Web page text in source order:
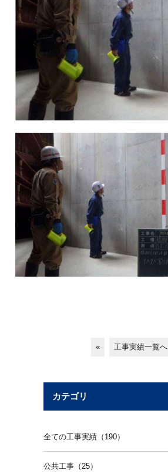
« 工事実績一覧へ
カテゴリ
全ての工事実績（190）
公共工事（25）